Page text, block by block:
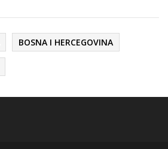
BOSNA I HERCEGOVINA